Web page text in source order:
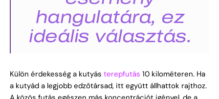
hangulatára, ez
ideális választás.
Külön érdekesség a kutyás terepfutás 10 kilométeren. Ha
a kutyád a legjobb edzőtársad, itt együtt állhattok rajthoz.